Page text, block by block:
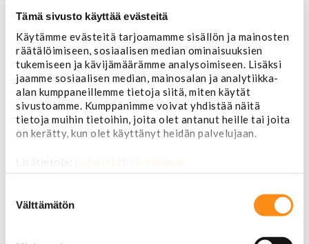
Tämä sivusto käyttää evästeitä
Käytämme evästeitä tarjoamamme sisällön ja mainosten
räätälöimiseen, sosiaalisen median ominaisuuksien
tukemiseen ja kävijämäärämme analysoimiseen. Lisäksi
jaamme sosiaalisen median, mainosalan ja analytiikka-
alan kumppaneillemme tietoja siitä, miten käytät
sivustoamme. Kumppanimme voivat yhdistää näitä
tietoja muihin tietoihin, joita olet antanut heille tai joita
on kerätty, kun olet käyttänyt heidän palvelujaan.
Lisätietoja: jarimaki.fi/tietosuoja
valinta
Välttämätön
Lincoln merkit
Mercury merkit
Oldsmobile merkit
Plymouth merkit
Pontiac merkit
Muut merkit
Merkit ja logot
Tarrat
Ulkopuolen varusteet ja ehostus
Aurinkolipat
Erikoiskeulamerkit